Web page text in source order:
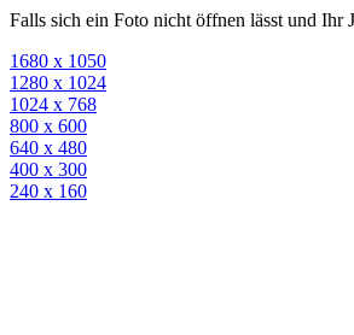
Falls sich ein Foto nicht öffnen lässt und Ihr
1680 x 1050
1280 x 1024
1024 x 768
800 x 600
640 x 480
400 x 300
240 x 160